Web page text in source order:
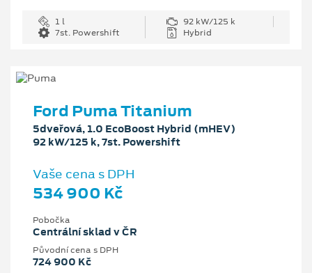
1 l
92 kW/125 k
7st. Powershift
Hybrid
Ford Puma Titanium
5dveřová, 1.0 EcoBoost Hybrid (mHEV)
92 kW/125 k, 7st. Powershift
Vaše cena s DPH
534 900 Kč
Pobočka
Centrální sklad v ČR
Původní cena s DPH
724 900 Kč